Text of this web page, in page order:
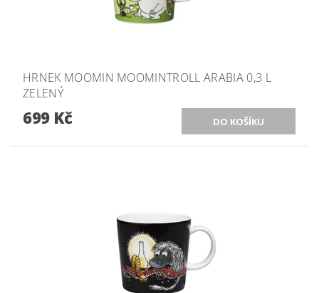
HRNEK MOOMIN MOOMINTROLL ARABIA 0,3 L
ZELENÝ
699 Kč